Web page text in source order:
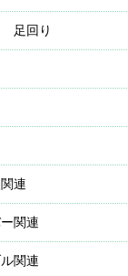
足回り
連
関連
関連